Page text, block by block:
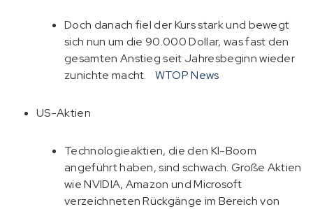
Doch danach fiel der Kurs stark und bewegt
sich nun um die 90.000 Dollar, was fast den
gesamten Anstieg seit Jahresbeginn wieder
zunichte macht.
WTOP News
US-Aktien
Technologieaktien, die den KI-Boom
angeführt haben, sind schwach. Große Aktien
wie NVIDIA, Amazon und Microsoft
verzeichneten Rückgänge im Bereich von